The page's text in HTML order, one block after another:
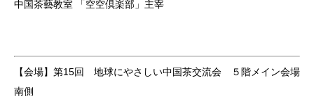
中国茶藝教室 「空空倶楽部」主宰
【会場】第15回 地球にやさしい中国茶交流会 ５階メイン会場
南側